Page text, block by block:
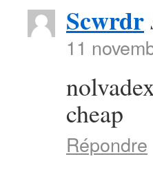
Scwrdr
11
cheap
Répondre